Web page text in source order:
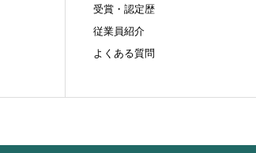
受賞・認定歴
従業員紹介
よくある質問